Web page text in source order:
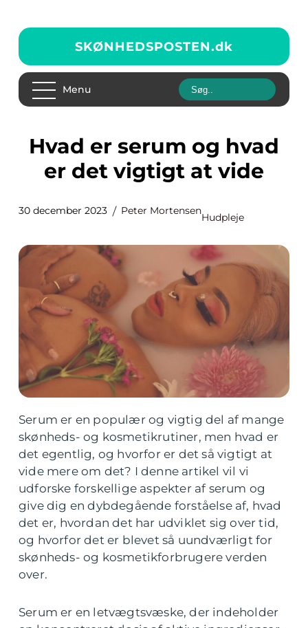
SKØNHEDSPOSTEN.dk
Menu
Hvad er serum og hvad
er det vigtigt at vide
30 december 2023 Peter Mortensen
Hudpleje
Serum er en populær og vigtig del af mange
skønheds- og kosmetikrutiner, men hvad er
det egentlig, og hvorfor er det så vigtigt at
vide mere om det? I denne artikel vil vi
udforske forskellige aspekter af serum og
give dig en dybdegående forståelse af, hvad
det er, hvordan det har udviklet sig over tid,
og hvorfor det er blevet så uundværligt for
skønheds- og kosmetikforbrugere verden
over.
Serum er en letvægtsvæske, der indeholder